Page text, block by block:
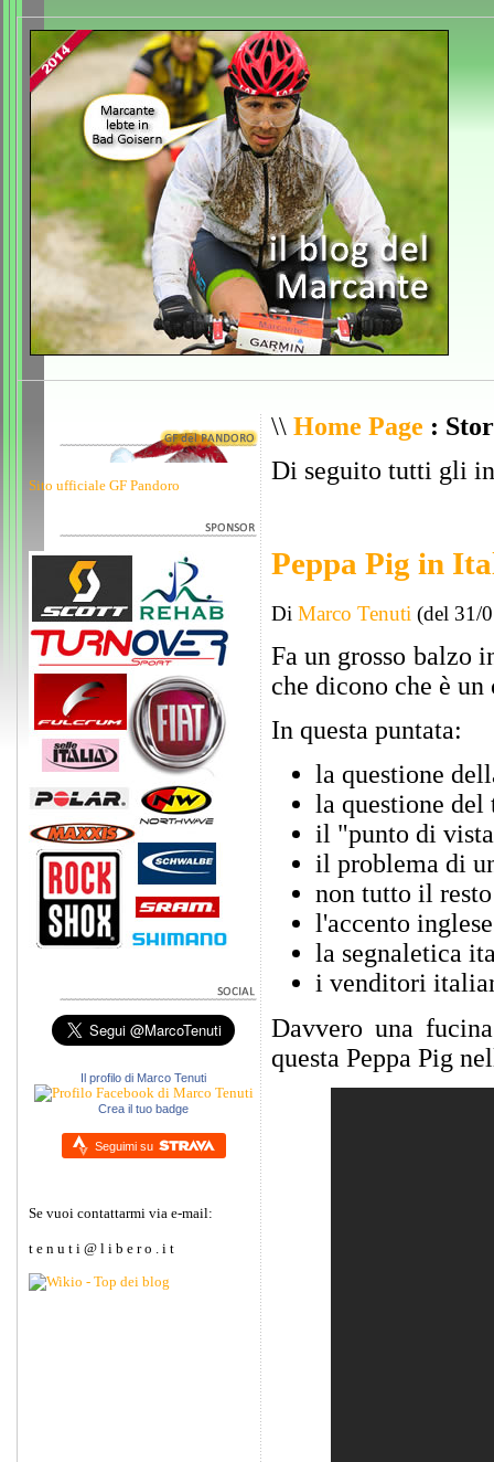
Sito ufficiale GF Pandoro
Il profilo di Marco Tenuti
Crea il tuo badge
Seguimi su
Se vuoi contattarmi via e-mail:
t e n u t i @ l i b e r o . i t
\\ Home Page :
Di seguito tutti gli
Peppa Pig in
Di Marco Tenuti (del 31/
Fa un grosso balzo
che dicono che è
In questa puntata:
la questione
la questione
il "punto di
il problema di
non tutto il
l'accento
la segnaletica
i venditori
Davvero una
questa Peppa Pig